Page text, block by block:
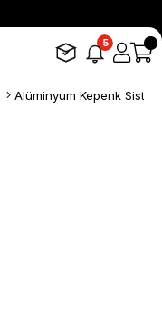
5
Alüminyum Kepenk